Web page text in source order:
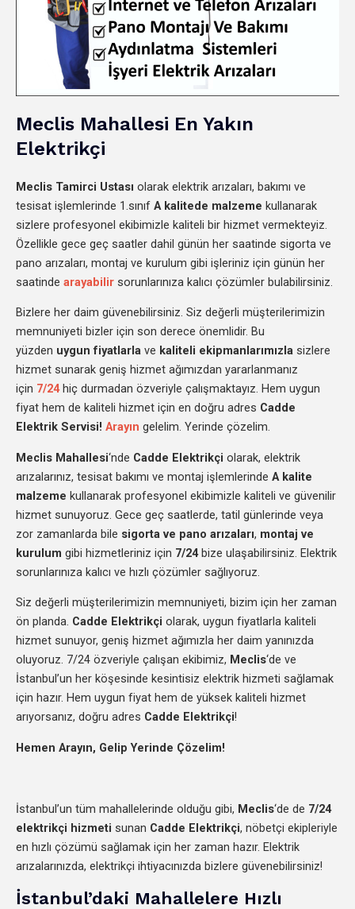
Meclis Mahallesi En Yakın
Elektrikçi
Meclis Tamirci Ustası olarak elektrik arızaları, bakımı ve
tesisat işlemlerinde 1.sınıf A kalitede malzeme kullanarak
sizlere profesyonel ekibimizle kaliteli bir hizmet vermekteyiz.
Özellikle gece geç saatler dahil günün her saatinde sigorta ve
pano arızaları, montaj ve kurulum gibi işleriniz için günün her
saatinde arayabilir sorunlarınıza kalıcı çözümler bulabilirsiniz.
Bizlere her daim güvenebilirsiniz. Siz değerli müşterilerimizin
memnuniyeti bizler için son derece önemlidir. Bu
yüzden uygun fiyatlarla ve kaliteli ekipmanlarımızla sizlere
hizmet sunarak geniş hizmet ağımızdan yararlanmanız
için 7/24hiç durmadan özveriyle çalışmaktayız. Hem uygun
fiyat hem de kaliteli hizmet için en doğru adres Cadde
Elektrik Servisi! Arayın gelelim. Yerinde çözelim.
Meclis Mahallesi‘nde Cadde Elektrikçi olarak, elektrik
arızalarınız, tesisat bakımı ve montaj işlemlerinde A kalite
malzeme kullanarak profesyonel ekibimizle kaliteli ve güvenilir
hizmet sunuyoruz. Gece geç saatlerde, tatil günlerinde veya
zor zamanlarda bile sigorta ve pano arızaları, montaj ve
kurulum gibi hizmetleriniz için 7/24bize ulaşabilirsiniz. Elektrik
sorunlarınıza kalıcı ve hızlı çözümler sağlıyoruz.
Siz değerli müşterilerimizin memnuniyeti, bizim için her zaman
ön planda. Cadde Elektrikçi olarak, uygun fiyatlarla kaliteli
hizmet sunuyor, geniş hizmet ağımızla her daim yanınızda
oluyoruz. 7/24 özveriyle çalışan ekibimiz, Meclis‘de ve
İstanbul’un her köşesinde kesintisiz elektrik hizmeti sağlamak
için hazır. Hem uygun fiyat hem de yüksek kaliteli hizmet
arıyorsanız, doğru adres Cadde Elektrikçi!
Hemen Arayın, Gelip Yerinde Çözelim!
İstanbul’un tüm mahallelerinde olduğu gibi, Meclis‘de de 7/24
elektrikçi hizmeti sunan Cadde Elektrikçi, nöbetçi ekipleriyle
en hızlı çözümü sağlamak için her zaman hazır. Elektrik
arızalarınızda, elektrikçi ihtiyacınızda bizlere güvenebilirsiniz!
İstanbul’daki Mahallelere Hızlı